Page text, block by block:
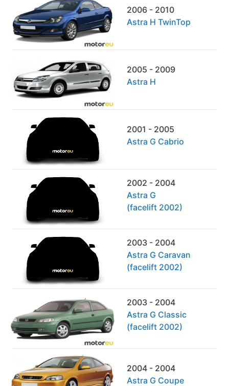
2006 - 2010
Astra H TwinTop
2005 - 2009
Astra H
2001 - 2005
Astra G Cabrio
2002 - 2004
Astra G
(facelift 2002)
2003 - 2004
Astra G Caravan
(facelift 2002)
2003 - 2004
Astra G Classic
(facelift 2002)
2004 - 2004
Astra G Coupe